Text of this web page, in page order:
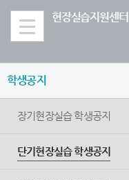
Skip Menu
현장실습지원센터
학생공지
장기현장실습 학생공지
단기현장실습 학생공지